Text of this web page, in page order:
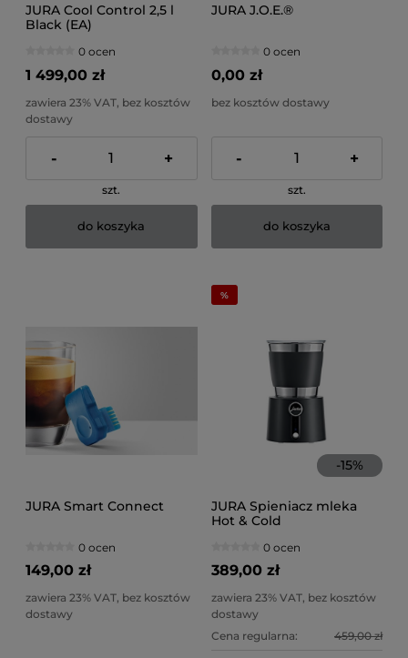
JURA Cool Control 2,5 l
Black (EA)
0 ocen
1 499,00 zł
zawiera 23% VAT, bez kosztów
dostawy
- +
szt.
do koszyka
JURA J.O.E.®
0 ocen
0,00 zł
bez kosztów dostawy
- +
szt.
do koszyka
JURA Smart Connect
0 ocen
149,00 zł
zawiera 23% VAT, bez kosztów
dostawy
-15%
JURA Spieniacz mleka
Hot & Cold
0 ocen
389,00 zł
zawiera 23% VAT, bez kosztów
dostawy
Cena regularna:
459,00 zł